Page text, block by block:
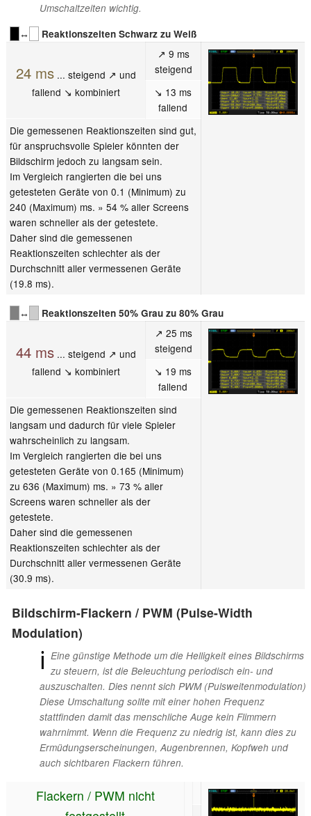
Umschaltzeiten wichtig.
↔
Reaktionszeiten Schwarz zu Weiß
24 ms... steigend ↗ und
fallend ↘ kombiniert
↗ 9 ms
steigend
↘ 13 ms
fallend
Die gemessenen Reaktionszeiten sind gut,
für anspruchsvolle Spieler könnten der
Bildschirm jedoch zu langsam sein.
Im Vergleich rangierten die bei uns
getesteten Geräte von 0.1 (Minimum) zu
240 (Maximum) ms. » 54 % aller Screens
waren schneller als der getestete.
Daher sind die gemessenen
Reaktionszeiten schlechter als der
Durchschnitt aller vermessenen Geräte
(19.8 ms).
↔ Reaktionszeiten 50% Grau zu 80% Grau
44 ms... steigend ↗ und
fallend ↘ kombiniert
↗ 25 ms
steigend
↘ 19 ms
fallend
Die gemessenen Reaktionszeiten sind
langsam und dadurch für viele Spieler
wahrscheinlich zu langsam.
Im Vergleich rangierten die bei uns
getesteten Geräte von 0.165 (Minimum)
zu 636 (Maximum) ms. » 73 % aller
Screens waren schneller als der
getestete.
Daher sind die gemessenen
Reaktionszeiten schlechter als der
Durchschnitt aller vermessenen Geräte
(30.9 ms).
Bildschirm-Flackern / PWM (Pulse-Width
Modulation)
ℹ Eine günstige Methode um die Helligkeit eines Bildschirms
zu steuern, ist die Beleuchtung periodisch ein- und
auszuschalten. Dies nennt sich PWM (Pulsweitenmodulation)
Diese Umschaltung sollte mit einer hohen Frequenz
stattfinden damit das menschliche Auge kein Flimmern
wahrnimmt. Wenn die Frequenz zu niedrig ist, kann dies zu
Ermüdungserscheinungen, Augenbrennen, Kopfweh und
auch sichtbaren Flackern führen.
Flackern / PWM nicht